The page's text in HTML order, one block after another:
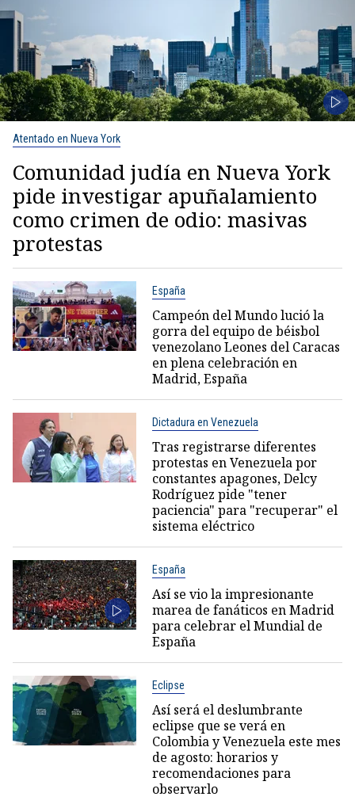
Atentado en Nueva York
Comunidad judía en Nueva York
pide investigar apuñalamiento
como crimen de odio: masivas
protestas
España
Campeón del Mundo lució la
gorra del equipo de béisbol
venezolano Leones del Caracas
en plena celebración en
Madrid, España
Dictadura en Venezuela
Tras registrarse diferentes
protestas en Venezuela por
constantes apagones, Delcy
Rodríguez pide "tener
paciencia" para "recuperar" el
sistema eléctrico
España
Así se vio la impresionante
marea de fanáticos en Madrid
para celebrar el Mundial de
España
Eclipse
Así será el deslumbrante
eclipse que se verá en
Colombia y Venezuela este mes
de agosto: horarios y
recomendaciones para
observarlo